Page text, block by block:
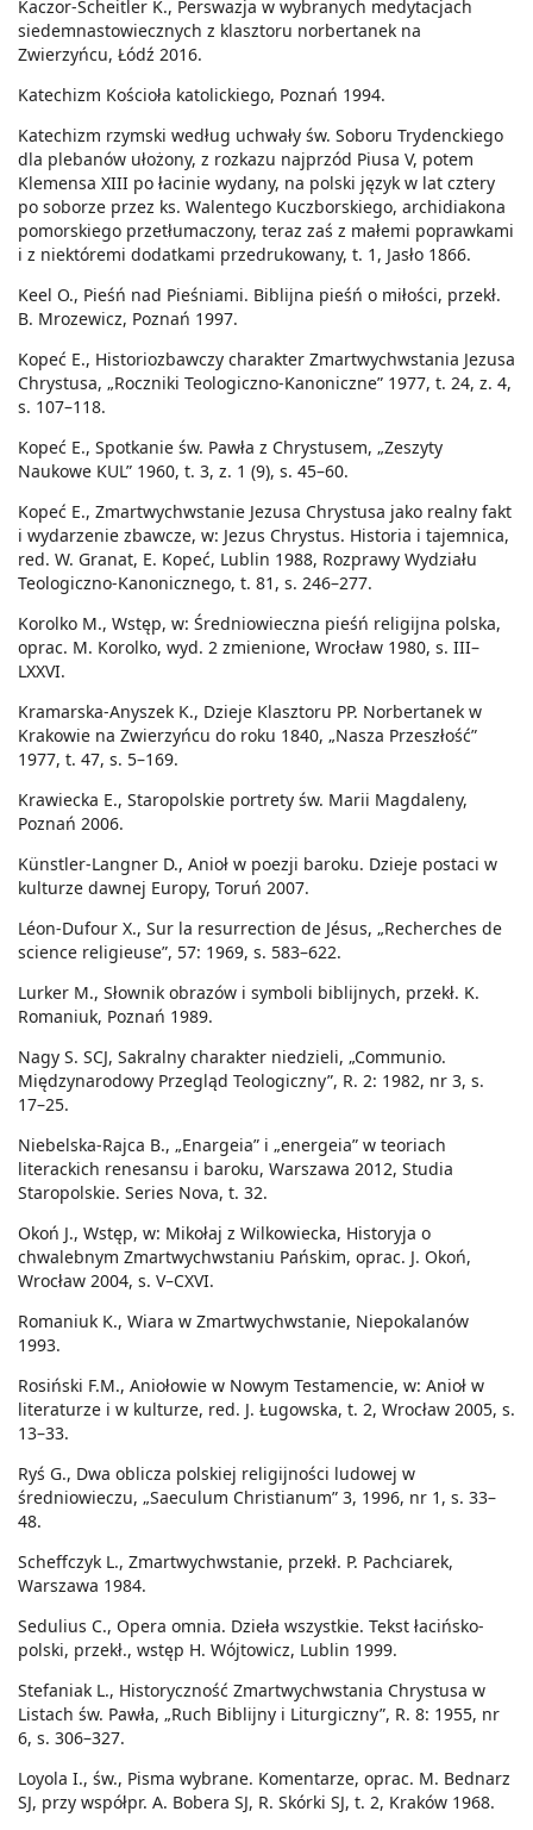
Kaczor-Scheitler K., Perswazja w wybranych medytacjach
siedemnastowiecznych z klasztoru norbertanek na
Zwierzyńcu, Łódź 2016.
Katechizm Kościoła katolickiego, Poznań 1994.
Katechizm rzymski według uchwały św. Soboru Trydenckiego
dla plebanów ułożony, z rozkazu najprzód Piusa V, potem
Klemensa XIII po łacinie wydany, na polski język w lat cztery
po soborze przez ks. Walentego Kuczborskiego, archidiakona
pomorskiego przetłumaczony, teraz zaś z małemi poprawkami
i z niektóremi dodatkami przedrukowany, t. 1, Jasło 1866.
Keel O., Pieśń nad Pieśniami. Biblijna pieśń o miłości, przekł.
B. Mrozewicz, Poznań 1997.
Kopeć E., Historiozbawczy charakter Zmartwychwstania Jezusa
Chrystusa, „Roczniki Teologiczno-Kanoniczne” 1977, t. 24, z. 4,
s. 107–118.
Kopeć E., Spotkanie św. Pawła z Chrystusem, „Zeszyty
Naukowe KUL” 1960, t. 3, z. 1 (9), s. 45–60.
Kopeć E., Zmartwychwstanie Jezusa Chrystusa jako realny fakt
i wydarzenie zbawcze, w: Jezus Chrystus. Historia i tajemnica,
red. W. Granat, E. Kopeć, Lublin 1988, Rozprawy Wydziału
Teologiczno-Kanonicznego, t. 81, s. 246–277.
Korolko M., Wstęp, w: Średniowieczna pieśń religijna polska,
oprac. M. Korolko, wyd. 2 zmienione, Wrocław 1980, s. III–
LXXVI.
Kramarska-Anyszek K., Dzieje Klasztoru PP. Norbertanek w
Krakowie na Zwierzyńcu do roku 1840, „Nasza Przeszłość”
1977, t. 47, s. 5–169.
Krawiecka E., Staropolskie portrety św. Marii Magdaleny,
Poznań 2006.
Künstler-Langner D., Anioł w poezji baroku. Dzieje postaci w
kulturze dawnej Europy, Toruń 2007.
Léon-Dufour X., Sur la resurrection de Jésus, „Recherches de
science religieuse”, 57: 1969, s. 583–622.
Lurker M., Słownik obrazów i symboli biblijnych, przekł. K.
Romaniuk, Poznań 1989.
Nagy S. SCJ, Sakralny charakter niedzieli, „Communio.
Międzynarodowy Przegląd Teologiczny”, R. 2: 1982, nr 3, s.
17–25.
Niebelska-Rajca B., „Enargeia” i „energeia” w teoriach
literackich renesansu i baroku, Warszawa 2012, Studia
Staropolskie. Series Nova, t. 32.
Okoń J., Wstęp, w: Mikołaj z Wilkowiecka, Historyja o
chwalebnym Zmartwychwstaniu Pańskim, oprac. J. Okoń,
Wrocław 2004, s. V–CXVI.
Romaniuk K., Wiara w Zmartwychwstanie, Niepokalanów
1993.
Rosiński F.M., Aniołowie w Nowym Testamencie, w: Anioł w
literaturze i w kulturze, red. J. Ługowska, t. 2, Wrocław 2005, s.
13–33.
Ryś G., Dwa oblicza polskiej religijności ludowej w
średniowieczu, „Saeculum Christianum” 3, 1996, nr 1, s. 33–
48.
Scheffczyk L., Zmartwychwstanie, przekł. P. Pachciarek,
Warszawa 1984.
Sedulius C., Opera omnia. Dzieła wszystkie. Tekst łacińsko-
polski, przekł., wstęp H. Wójtowicz, Lublin 1999.
Stefaniak L., Historyczność Zmartwychwstania Chrystusa w
Listach św. Pawła, „Ruch Biblijny i Liturgiczny”, R. 8: 1955, nr
6, s. 306–327.
Loyola I., św., Pisma wybrane. Komentarze, oprac. M. Bednarz
SJ, przy współpr. A. Bobera SJ, R. Skórki SJ, t. 2, Kraków 1968.